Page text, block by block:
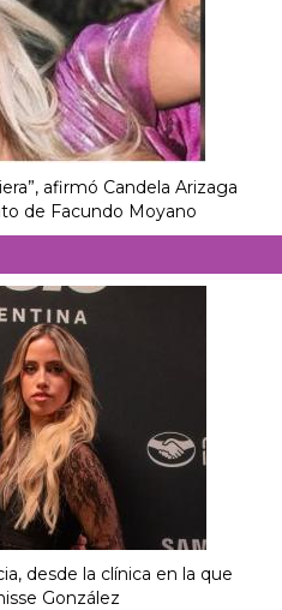
afirmó Candela Arizaga
de Facundo Moyano
desde la clínica en la que
González